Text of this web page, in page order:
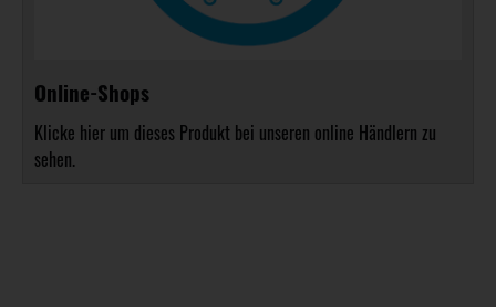
Online-Shops
Klicke hier um dieses Produkt bei unseren online Händlern zu
sehen.